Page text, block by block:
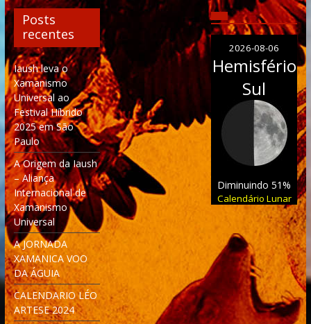
Posts
recentes
Iaush leva o
Xamanismo
Universal ao
Festival Híbrido
2025 em São
Paulo
A Origem da Iaush
– Aliança
Internacional de
Xamanismo
Universal
A JORNADA
XAMANICA VOO
DA ÁGUIA
CALENDARIO LÉO
ARTESE 2024
2026-08-06
Hemisfério
Sul
Diminuindo 51%
Calendário Lunar